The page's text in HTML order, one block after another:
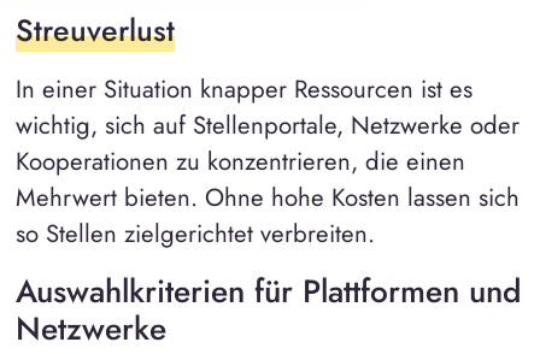
Streuverlust
In einer Situation knapper Ressourcen ist es
wichtig, sich auf Stellenportale, Netzwerke oder
Kooperationen zu konzentrieren, die einen
Mehrwert bieten. Ohne hohe Kosten lassen sich
so Stellen zielgerichtet verbreiten.
Auswahlkriterien für Plattformen und
Netzwerke